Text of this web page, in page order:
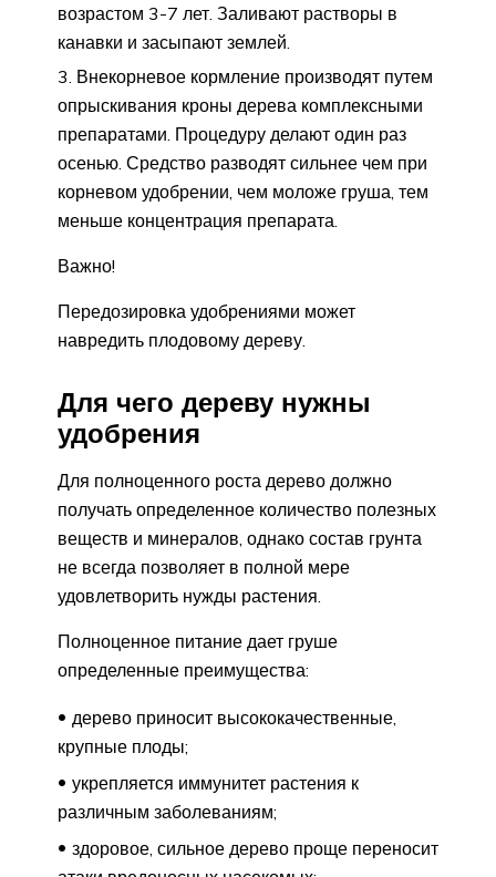
возрастом 3-7 лет. Заливают растворы в
канавки и засыпают землей.
Внекорневое кормление производят путем
опрыскивания кроны дерева комплексными
препаратами. Процедуру делают один раз
осенью. Средство разводят сильнее чем при
корневом удобрении, чем моложе груша, тем
меньше концентрация препарата.
Важно!
Передозировка удобрениями может
навредить плодовому дереву.
Для чего дереву нужны
удобрения
Для полноценного роста дерево должно
получать определенное количество полезных
веществ и минералов, однако состав грунта
не всегда позволяет в полной мере
удовлетворить нужды растения.
Полноценное питание дает груше
определенные преимущества:
дерево приносит высококачественные,
крупные плоды;
укрепляется иммунитет растения к
различным заболеваниям;
здоровое, сильное дерево проще переносит